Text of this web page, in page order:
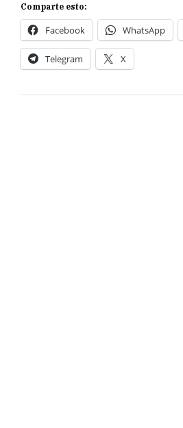
Comparte esto:
Facebook WhatsApp
Telegram X